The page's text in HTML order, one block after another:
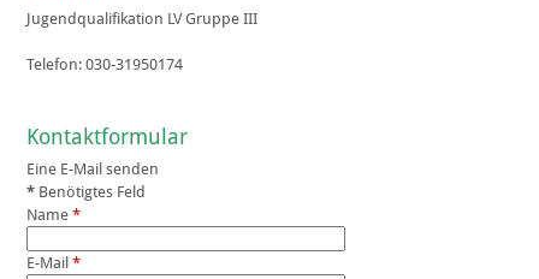
Jugendqualifikation LV Gruppe III
Telefon: 030-31950174
Kontaktformular
Eine E-Mail senden
* Benötigtes Feld
Name *
E-Mail *